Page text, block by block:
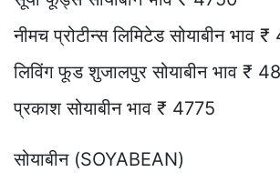
नीमच प्रोटीन्स लिमिटेड सोयाबीन भाव
लिविंग फूड शुजालपुर सोयाबीन भाव ₹
प्रकाश सोयाबीन भाव ₹ 4775
सोयाबीन (SOYABEAN)